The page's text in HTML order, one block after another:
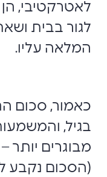
לאטרקטיבי,
לגור בבית
המלאה עליו.
כאמור, סכום
בגיל,
מבוגרים יותר
(הסכום נקבע